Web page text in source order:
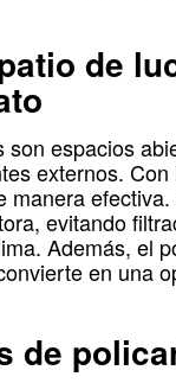
de
son espacios
externos.
manera
evitando
Además, el
en una
de